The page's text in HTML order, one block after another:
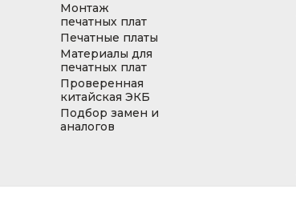
Монтаж
печатных плат
Печатные платы
Материалы для
печатных плат
Проверенная
китайская ЭКБ
Подбор замен и
аналогов